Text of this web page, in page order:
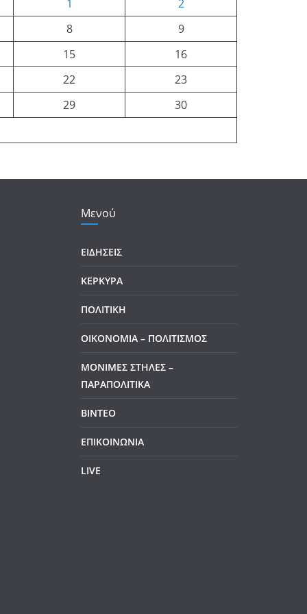
1
2
8
9
15
16
22
23
29
30
Μενού
ΕΙΔΗΣΕΙΣ
ΚΕΡΚΥΡΑ
ΠΟΛΙΤΙΚΗ
ΟΙΚΟΝΟΜΙΑ – ΠΟΛΙΤΙΣΜΟΣ
ΜΟΝΙΜΕΣ ΣΤΗΛΕΣ –
ΠΑΡΑΠΟΛΙΤΙΚΑ
ΒΙΝΤΕΟ
ΕΠΙΚΟΙΝΩΝΙΑ
LIVE